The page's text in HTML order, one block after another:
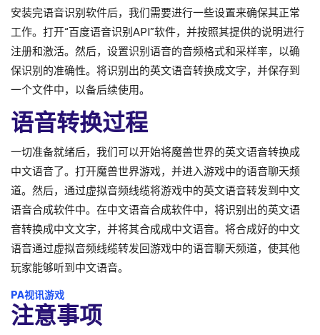
安装完语音识别软件后，我们需要进行一些设置来确保其正常
工作。打开“百度语音识别API”软件，并按照其提供的说明进行
注册和激活。然后，设置识别语音的音频格式和采样率，以确
保识别的准确性。将识别出的英文语音转换成文字，并保存到
一个文件中，以备后续使用。
语音转换过程
一切准备就绪后，我们可以开始将魔兽世界的英文语音转换成
中文语音了。打开魔兽世界游戏，并进入游戏中的语音聊天频
道。然后，通过虚拟音频线缆将游戏中的英文语音转发到中文
语音合成软件中。在中文语音合成软件中，将识别出的英文语
音转换成中文文字，并将其合成成中文语音。将合成好的中文
语音通过虚拟音频线缆转发回游戏中的语音聊天频道，使其他
玩家能够听到中文语音。
PA视讯游戏
注意事项